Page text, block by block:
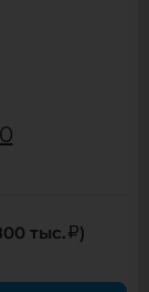
тыс. )